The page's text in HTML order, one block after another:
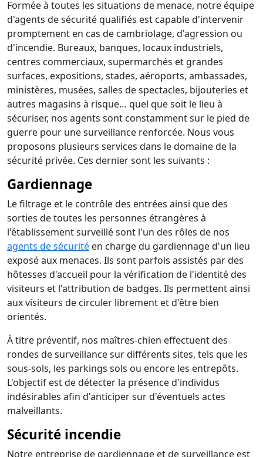
Formée à toutes les situations de menace, notre équipe
d'agents de sécurité qualifiés est capable d'intervenir
promptement en cas de cambriolage, d'agression ou
d'incendie. Bureaux, banques, locaux industriels,
centres commerciaux, supermarchés et grandes
surfaces, expositions, stades, aéroports, ambassades,
ministères, musées, salles de spectacles, bijouteries et
autres magasins à risque… quel que soit le lieu à
sécuriser, nos agents sont constamment sur le pied de
guerre pour une surveillance renforcée. Nous vous
proposons plusieurs services dans le domaine de la
sécurité privée. Ces dernier sont les suivants :
Gardiennage
Le filtrage et le contrôle des entrées ainsi que des
sorties de toutes les personnes étrangères à
l'établissement surveillé sont l'un des rôles de nos
agents de sécurité en charge du gardiennage d'un lieu
exposé aux menaces. Ils sont parfois assistés par des
hôtesses d'accueil pour la vérification de l'identité des
visiteurs et l'attribution de badges. Ils permettent ainsi
aux visiteurs de circuler librement et d'être bien
orientés.
À titre préventif, nos maîtres-chien effectuent des
rondes de surveillance sur différents sites, tels que les
sous-sols, les parkings sols ou encore les entrepôts.
L'objectif est de détecter la présence d'individus
indésirables afin d'anticiper sur d'éventuels actes
malveillants.
Sécurité incendie
Notre entreprise de gardiennage et de surveillance est